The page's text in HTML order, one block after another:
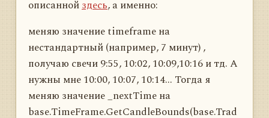
описаннойздесь, а именно:
меняю значение timeframe на
нестандартный (например, 7 минут) ,
получаю свечи 9:55, 10:02, 10:09,10:16 и тд. А
нужны мне 10:00, 10:07, 10:14... Тогда я
меняю значение _nextTime на
base.TimeFrame.GetCandleBounds(base.Trad